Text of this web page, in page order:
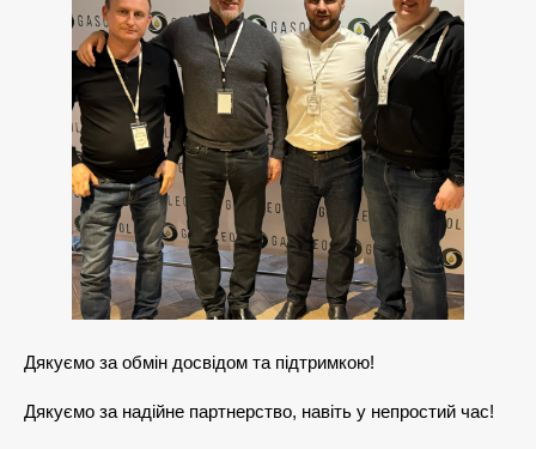
Дякуємо за обмін досвідом та підтримкою!
Дякуємо за надійне партнерство, навіть у непростий час!